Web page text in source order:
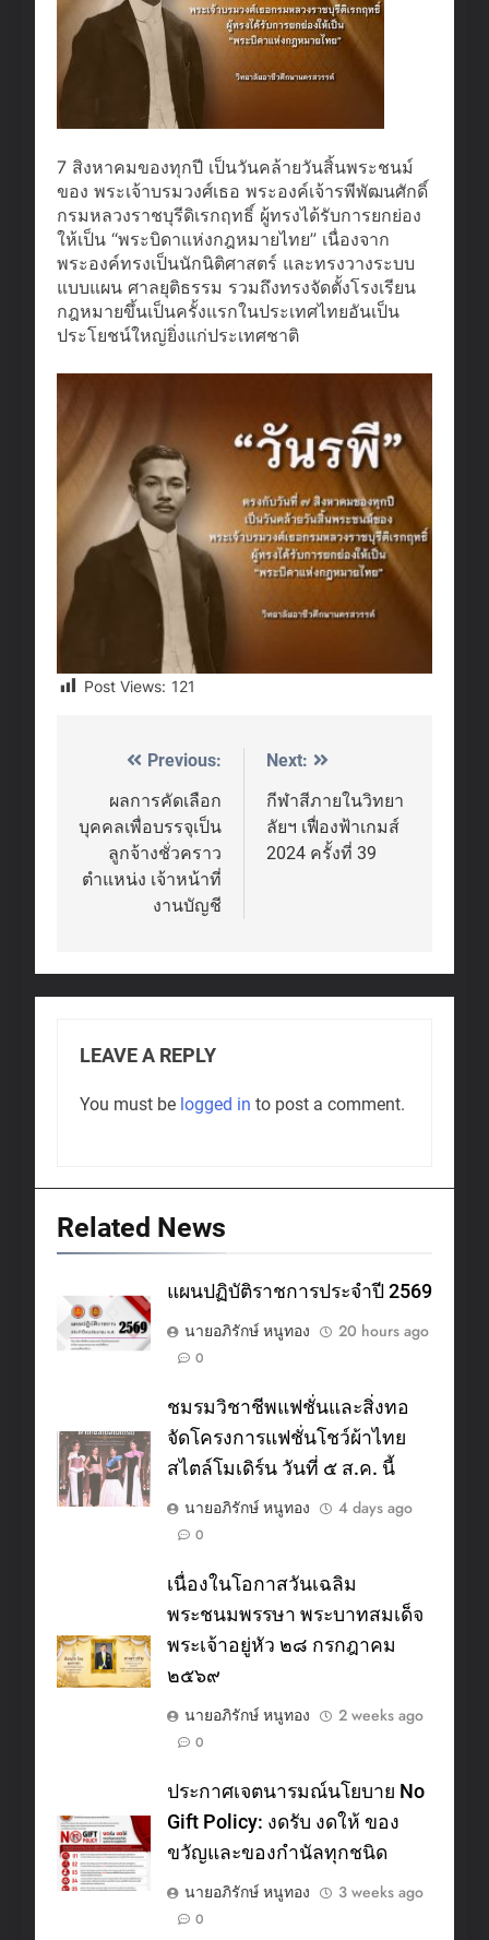
7 สิงหาคมของทุกปี เป็นวันคล้ายวันสิ้นพระชนม์
ของ พระเจ้าบรมวงศ์เธอ พระองค์เจ้ารพีพัฒนศักดิ์
กรมหลวงราชบุรีดิเรกฤทธิ์ ผู้ทรงได้รับการยกย่อง
ให้เป็น “พระบิดาแห่งกฎหมายไทย” เนื่องจาก
พระองค์ทรงเป็นนักนิติศาสตร์ และทรงวางระบบ
แบบแผน ศาลยุติธรรม รวมถึงทรงจัดตั้งโรงเรียน
กฎหมายขึ้นเป็นครั้งแรกในประเทศไทยอันเป็น
ประโยชน์ใหญ่ยิ่งแก่ประเทศชาติ
Post Views: 121
Post
navigation
Previous:
ผลการคัดเลือก
บุคคลเพื่อบรรจุเป็น
ลูกจ้างชั่วคราว
ตำแหน่ง เจ้าหน้าที่
งานบัญชี
Next:
กีฬาสีภายในวิทยา
ลัยฯ เฟื่องฟ้าเกมส์
2024 ครั้งที่ 39
LEAVE A REPLY
You must be logged in to post a comment.
Related News
แผนปฏิบัติราชการประจำปี 2569
นายอภิรักษ์ หนูทอง
20 hours ago
0
ชมรมวิชาชีพแฟชั่นและสิ่งทอ
จัดโครงการแฟชั่นโชว์ผ้าไทย
สไตล์โมเดิร์น วันที่ ๕ ส.ค. นี้
นายอภิรักษ์ หนูทอง
4 days ago
0
เนื่องในโอกาสวันเฉลิม
พระชนมพรรษา พระบาทสมเด็จ
พระเจ้าอยู่หัว ๒๘ กรกฎาคม
๒๕๖๙
นายอภิรักษ์ หนูทอง
2 weeks ago
0
ประกาศเจตนารมณ์นโยบาย No
Gift Policy: งดรับ งดให้ ของ
ขวัญและของกำนัลทุกชนิด
นายอภิรักษ์ หนูทอง
3 weeks ago
0